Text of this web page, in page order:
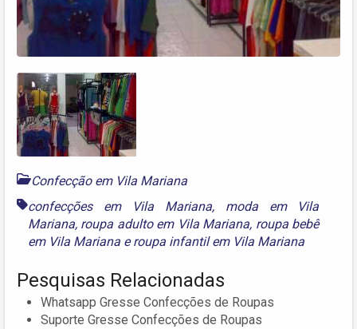
Confecção em Vila Mariana
confecções em Vila Mariana, moda em Vila
Mariana, roupa adulto em Vila Mariana, roupa bebê
em Vila Mariana eroupa infantil em Vila Mariana
Pesquisas Relacionadas
Whatsapp Gresse Confecções de Roupas
Suporte Gresse Confecções de Roupas